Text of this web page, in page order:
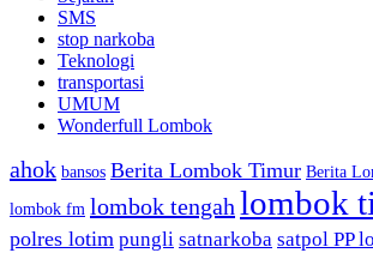
SMS
stop narkoba
Teknologi
transportasi
UMUM
Wonderfull Lombok
ahok bansos Berita Lombok Timur Berita
lombok fm lombok tengah lombok
polres lotim pungli satnarkoba satpol PP